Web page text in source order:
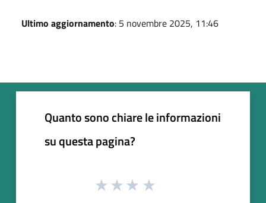
Ultimo aggiornamento: 5 novembre 2025, 11:46
Quanto sono chiare le informazioni
su questa pagina?